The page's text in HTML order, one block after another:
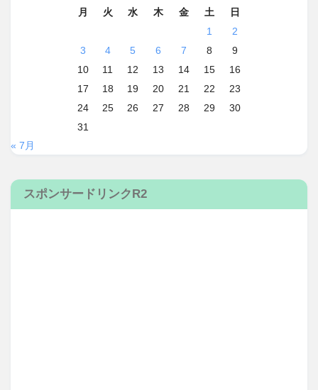
月
火 水 木 金 土
日
1
2
3
4 5 6 7 8
9
10
11 12 13 14 15
16
17
18 19 20 21 22
23
24
25 26 27 28 29
30
31
« 7月
スポンサードリンクR2